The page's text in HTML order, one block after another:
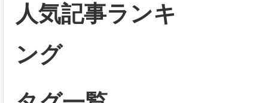
人気記事ランキ
ング